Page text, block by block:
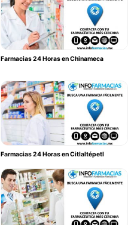
Farmacias 24 Horas en Chinameca
Farmacias 24 Horas en Citlaltépetl